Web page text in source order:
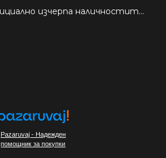
OnePlus официално изчерпа наличностите си от телефони на основни пазари
Pazaruvaj - Надежден
помощник за покупки